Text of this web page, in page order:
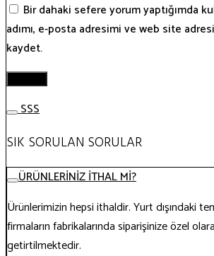
Bir dahaki sefere yorum yaptığımda
adımı, e-posta adresimi ve web site
kaydet.
SSS
SIK SORULAN SORULAR
ÜRÜNLERİNİZ İTHAL Mİ?
Ürünlerimizin hepsi ithaldir. Yurt dışındaki
firmaların fabrikalarında siparişinize özel
getirtilmektedir.